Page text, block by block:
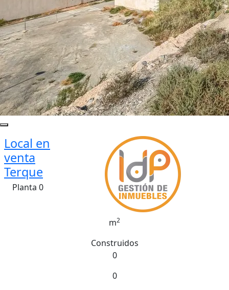
Local en
venta
Terque
Planta 0
m2
Construidos
0
0